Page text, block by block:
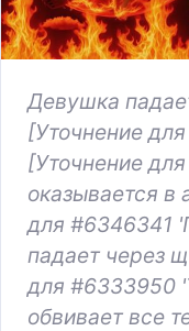
Девушка
[Уточнение
[Уточнение
оказывается в
для #6346341
падает через
для #6333950
обвивает все